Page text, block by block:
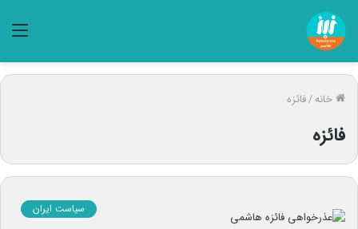
خانه/فائزه
فائزه
سیاست ایران